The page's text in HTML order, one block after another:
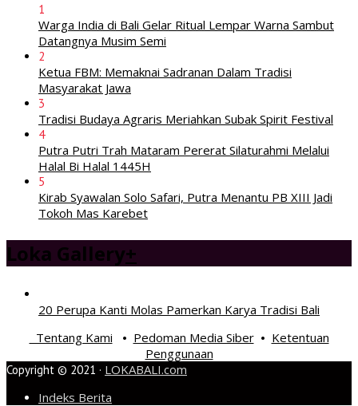
1
Warga India di Bali Gelar Ritual Lempar Warna Sambut
Datangnya Musim Semi
2
Ketua FBM: Memaknai Sadranan Dalam Tradisi
Masyarakat Jawa
3
Tradisi Budaya Agraris Meriahkan Subak Spirit Festival
4
Putra Putri Trah Mataram Pererat Silaturahmi Melalui
Halal Bi Halal 1445H
5
Kirab Syawalan Solo Safari, Putra Menantu PB XIII Jadi
Tokoh Mas Karebet
Loka Gallery+
20 Perupa Kanti Molas Pamerkan Karya Tradisi Bali
Tentang Kami • Pedoman Media Siber• Ketentuan
Penggunaan
Copyright © 2021 · LOKABALI.com
Indeks Berita